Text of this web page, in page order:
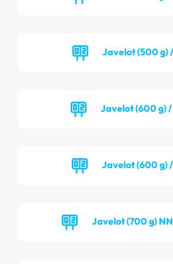
Javelot (500 g)
Javelot (600 g)
Javelot (600 g) /
Javelot (700 g)